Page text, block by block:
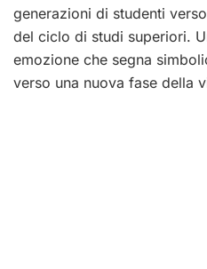
generazioni di studenti
del ciclo di studi superiori.
emozione che segna
verso una nuova fase della